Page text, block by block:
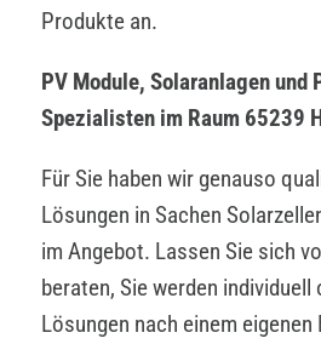
Produkte an.
PV Module, Solaranlagen und
Spezialisten im Raum 65239
Für Sie haben wir genauso
Lösungen in Sachen
im Angebot. Lassen Sie sich
beraten, Sie werden
Lösungen nach einem